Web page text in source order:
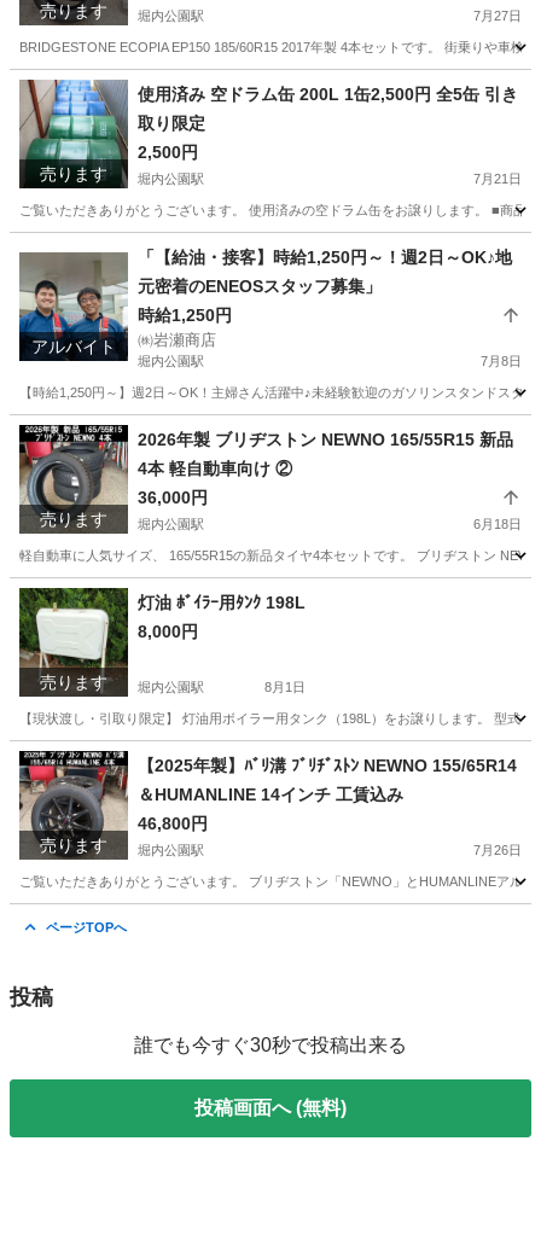
売ります 堀内公園駅 7月27日
BRIDGESTONE ECOPIA EP150 185/60R15 2017年製 4本セットです。 街乗りや車
愛知 安城市 堀内公園駅 タイヤ、ホイール
売ります
使用済み 空ドラム缶 200L 1缶2,500円 全5缶 引き
取り限定
2,500円
堀内公園駅 7月21日
ご覧いただきありがとうございます。 使用済みの空ドラム缶をお譲りします。 ■商品
堀内公園駅 車のパーツ ドラム缶
アルバイト
「【給油・接客】時給1,250円～！週2日～OK♪地
元密着のENEOSスタッフ募集」
時給1,250円
㈱岩瀬商店
堀内公園駅 7月8日
【時給1,250円～】週2日～OK！主婦さん活躍中♪未経験歓迎のガソリンスタンドス
愛知 安城市 堀内公園駅 ガソリンスタンド
売ります
2026年製 ブリヂストン NEWNO 165/55R15 新品
4本 軽自動車向け ②
36,000円
堀内公園駅 6月18日
軽自動車に人気サイズ、 165/55R15の新品タイヤ4本セットです。 ブリヂストン
愛知 安城市 堀内公園駅 タイヤ、ホイール
売ります
灯油 ﾎﾞｲﾗｰ用ﾀﾝｸ 198L
8,000円
堀内公園駅 8月1日
【現状渡し・引取り限定】 灯油用ボイラー用タンク（198L）をお譲りします。 型式
愛知 安城市 堀内公園駅 その他 ボイラー
売ります
【2025年製】ﾊﾞﾘ溝 ﾌﾞﾘﾁﾞｽﾄﾝ NEWNO 155/65R14
＆HUMANLINE 14インチ 工賃込み
46,800円
堀内公園駅 7月26日
ご覧いただきありがとうございます。 ブリヂストン「NEWNO」とHUMANLINEアル
ページTOPへ
投稿
誰でも今すぐ30秒で投稿出来る
投稿画面へ (無料)